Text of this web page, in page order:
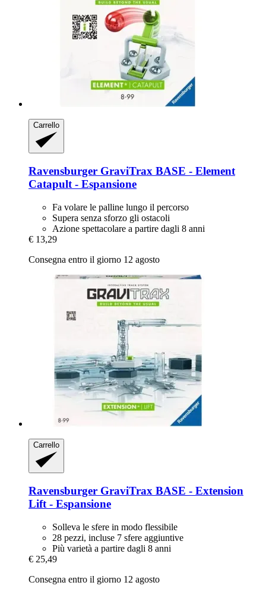
Carrello
Ravensburger GraviTrax BASE -​ Element
Catapult -​ Espansione
Fa volare le palline lungo il percorso
Supera senza sforzo gli ostacoli
Azione spettacolare a partire dagli 8 anni
€ 13,29
Consegna entro il giorno 12 agosto
Carrello
Ravensburger GraviTrax BASE -​ Extension
Lift -​ Espansione
Solleva le sfere in modo flessibile
28 pezzi, incluse 7 sfere aggiuntive
Più varietà a partire dagli 8 anni
€ 25,49
Consegna entro il giorno 12 agosto